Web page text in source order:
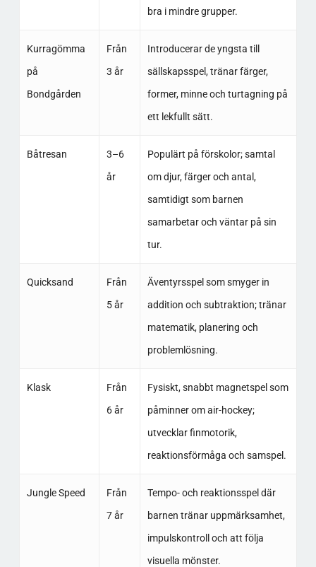
bra i mindre grupper.​
Kurragömma
på
Bondgården
Från
3 år
Introducerar de yngsta till
sällskapsspel, tränar färger,
former, minne och turtagning på
ett lekfullt sätt.​
Båtresan
3–6
år
Populärt på förskolor; samtal
om djur, färger och antal,
samtidigt som barnen
samarbetar och väntar på sin
tur.​
Quicksand
Från
5 år
Äventyrsspel som smyger in
addition och subtraktion; tränar
matematik, planering och
problemlösning.​
Klask
Från
6 år
Fysiskt, snabbt magnetspel som
påminner om air-hockey;
utvecklar finmotorik,
reaktionsförmåga och samspel.​
Jungle Speed
Från
7 år
Tempo- och reaktionsspel där
barnen tränar uppmärksamhet,
impulskontroll och att följa
visuella mönster.​